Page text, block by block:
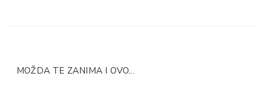
MOŽDA TE ZANIMA I OVO...